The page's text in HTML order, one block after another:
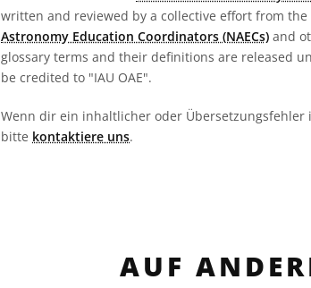
written and reviewed by a collective effort from the
Astronomy Education Coordinators (NAECs) and
glossary terms and their definitions are released
be credited to "IAU OAE".
Wenn dir ein inhaltlicher oder
bitte kontaktiere uns.
AUF